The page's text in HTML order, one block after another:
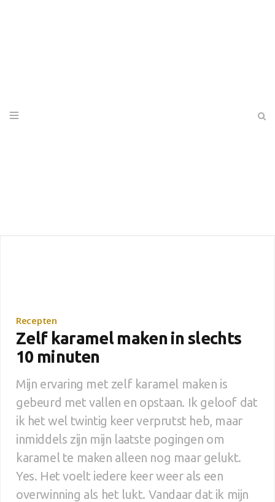
Recepten
Zelf karamel maken in slechts
10 minuten
Mijn ervaring met zelf karamel maken is
gebeurd met vallen en opstaan. Ik geloof dat
ik het wel twintig keer verprutst heb, maar
inmiddels zijn mijn laatste pogingen om
karamel te maken alleen nog maar gelukt.
Yes. Het voelt iedere keer weer als een
overwinning als het lukt. Vandaar dat ik mijn